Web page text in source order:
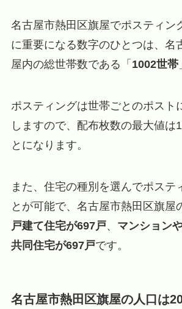
名古屋市熱田区旗屋でポスティン
に重要になる数字のひとつは、名
屋内の総世帯数である「 1002世帯
ポスティングは世帯ごとのポスト
しますので、配布枚数の最大値は
とになります。
また、住宅の種別を選んでポステ
とが可能で、名古屋市熱田区旗屋
戸建て住宅が697戸、 マンション
共同住宅が697戸です。
名古屋市熱田区旗屋の人口は